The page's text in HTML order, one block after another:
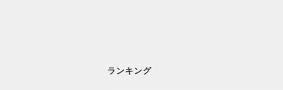
ランキング